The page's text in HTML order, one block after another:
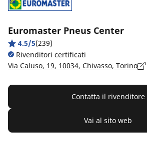
Euromaster Pneus Center
4.5/5(239)
Rivenditori certificati
Via Caluso, 19, 10034, Chivasso, Torino
Contatta il rivenditore
Vai al sito web